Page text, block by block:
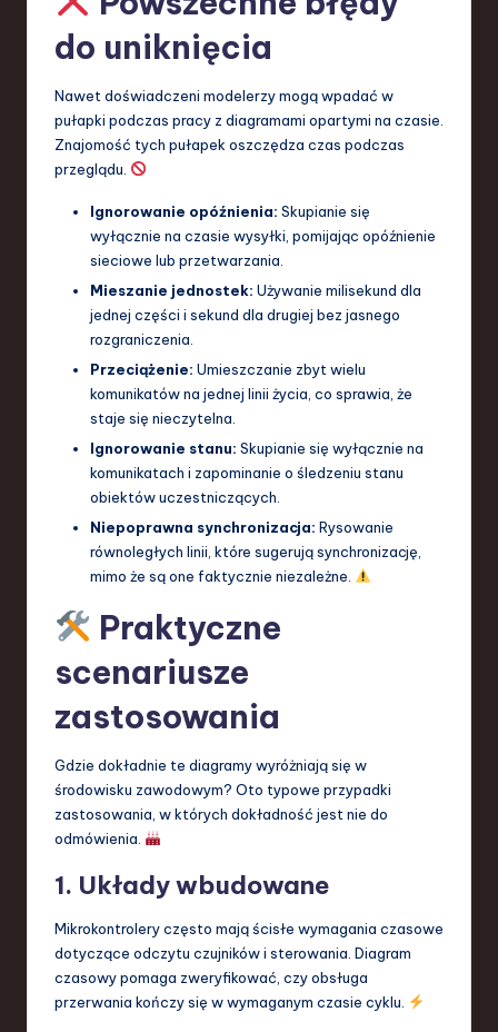
do uniknięcia
Nawet doświadczeni modelerzy mogą wpadać w
pułapki podczas pracy z diagramami opartymi na czasie.
Znajomość tych pułapek oszczędza czas podczas
przeglądu.
Ignorowanie opóźnienia: Skupianie się
wyłącznie na czasie wysyłki, pomijając opóźnienie
sieciowe lub przetwarzania.
Mieszanie jednostek: Używanie milisekund dla
jednej części i sekund dla drugiej bez jasnego
rozgraniczenia.
Przeciążenie: Umieszczanie zbyt wielu
komunikatów na jednej linii życia, co sprawia, że
staje się nieczytelna.
Ignorowanie stanu: Skupianie się wyłącznie na
komunikatach i zapominanie o śledzeniu stanu
obiektów uczestniczących.
Niepoprawna synchronizacja: Rysowanie
równoległych linii, które sugerują synchronizację,
mimo że są one faktycznie niezależne.
Praktyczne
scenariusze
zastosowania
Gdzie dokładnie te diagramy wyróżniają się w
środowisku zawodowym? Oto typowe przypadki
zastosowania, w których dokładność jest nie do
odmówienia.
1. Układy wbudowane
Mikrokontrolery często mają ścisłe wymagania czasowe
dotyczące odczytu czujników i sterowania. Diagram
czasowy pomaga zweryfikować, czy obsługa
przerwania kończy się w wymaganym czasie cyklu.